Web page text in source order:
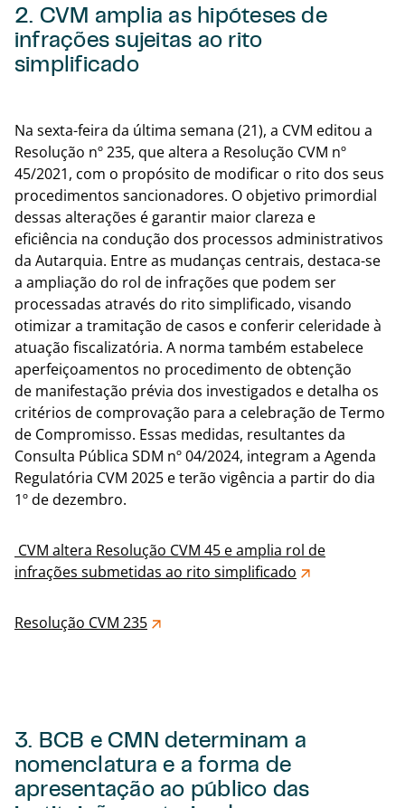
2. CVM amplia as hipóteses de
infrações sujeitas ao rito
simplificado
Na sexta-feira da última semana (21), a CVM editou a
Resolução nº 235, que altera a Resolução CVM nº
45/2021, com o propósito de modificar o rito dos seus
procedimentos sancionadores. O objetivo primordial
dessas alterações é garantir maior clareza e
eficiência na condução dos processos administrativos
da Autarquia. Entre as mudanças centrais, destaca-se
a ampliação do rol de infrações que podem ser
processadas através do rito simplificado, visando
otimizar a tramitação de casos e conferir celeridade à
atuação fiscalizatória. A norma também estabelece
aperfeiçoamentos no procedimento de obtenção
de manifestação prévia dos investigados e detalha os
critérios de comprovação para a celebração de Termo
de Compromisso. Essas medidas, resultantes da
Consulta Pública SDM nº 04/2024, integram a Agenda
Regulatória CVM 2025 e terão vigência a partir do dia
1º de dezembro.
CVM altera Resolução CVM 45 e amplia rol de
infrações submetidas ao rito simplificado
Resolução CVM 235
3. BCB e CMN determinam a
nomenclatura e a forma de
apresentação ao público das